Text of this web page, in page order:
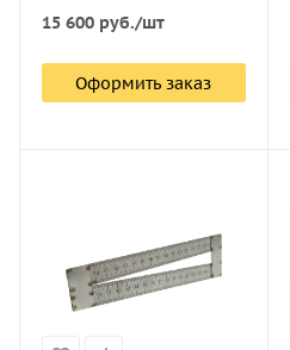
15 600 руб./шт
Оформить заказ